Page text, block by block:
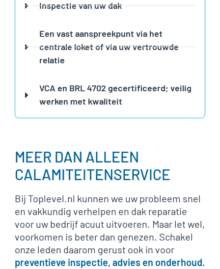
Inspectie van uw dak
Een vast aanspreekpunt via het
centrale loket of via uw vertrouwde
relatie
VCA en BRL 4702 gecertificeerd; veilig
werken met kwaliteit
MEER DAN ALLEEN
CALAMITEITENSERVICE
Bij Toplevel.nl kunnen we uw probleem snel
en vakkundig verhelpen en dak reparatie
voor uw bedrijf acuut uitvoeren. Maar let wel,
voorkomen is beter dan genezen. Schakel
onze leden daarom gerust ook in voor
preventieve inspectie, advies en onderhoud.